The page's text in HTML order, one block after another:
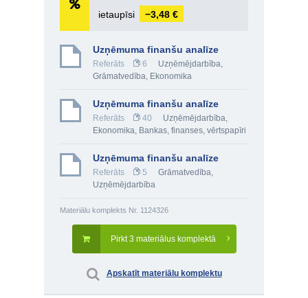
ietaupīsi
−3,48 €
Uzņēmuma finanšu analīze
Referāts 6 Uzņēmējdarbība,
Grāmatvedība, Ekonomika
Uzņēmuma finanšu analīze
Referāts 40 Uzņēmējdarbība,
Ekonomika, Bankas, finanses, vērtspapīri
Uzņēmuma finanšu analīze
Referāts 5 Grāmatvedība,
Uzņēmējdarbība
Materiālu komplekts Nr. 1124326
Pirkt 3 materiālus komplektā
Apskatīt materiālu komplektu